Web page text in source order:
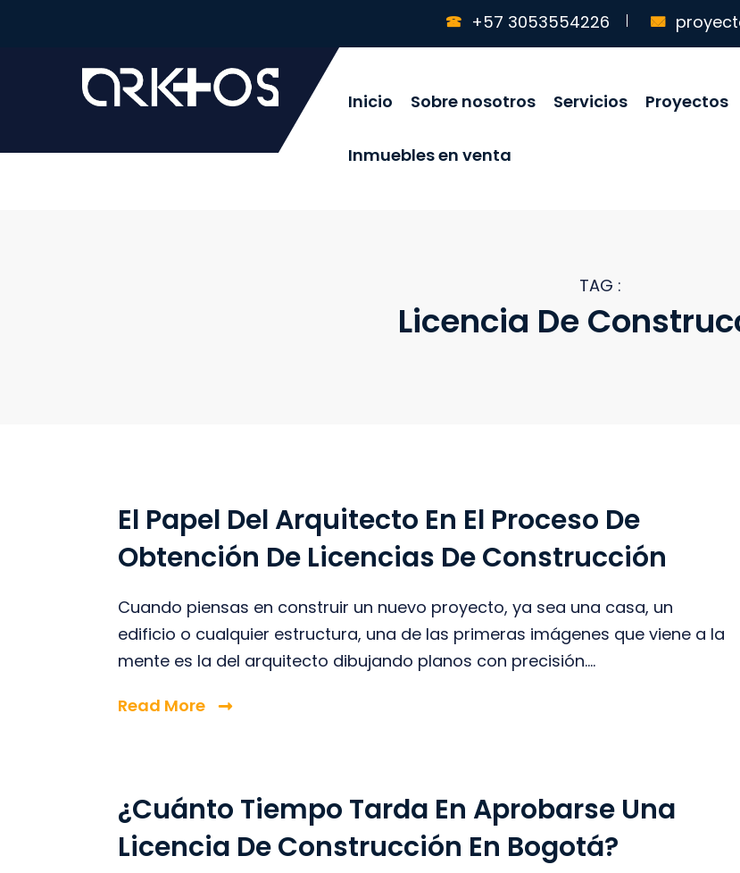
+57 3053554226
Inicio Sobre nosotros Servicios Proyectos
Inmuebles en venta
TAG :
Licencia De
El Papel Del Arquitecto En El Proceso De
Obtención De Licencias De Construcción
Cuando piensas en construir un nuevo proyecto, ya sea una casa, un
edificio o cualquier estructura, una de las primeras imágenes que viene a la
mente es la del arquitecto dibujando planos con precisión....
Read More
¿Cuánto Tiempo Tarda En Aprobarse Una
Licencia De Construcción En Bogotá?